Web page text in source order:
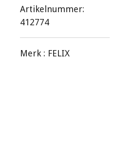
Artikelnummer:
412774
Merk : FELIX